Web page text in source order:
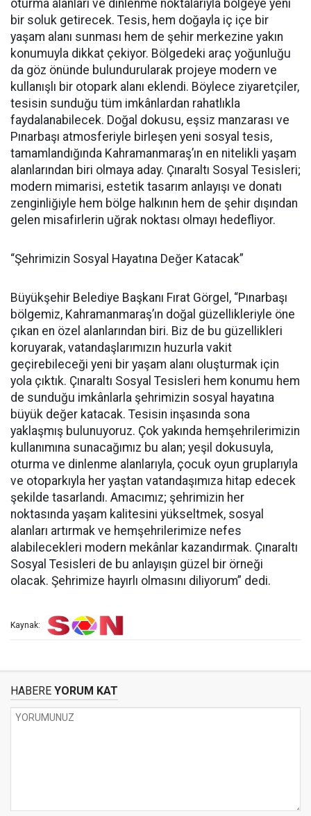
oturma alanları ve dinlenme noktalarıyla bölgeye yeni
bir soluk getirecek. Tesis, hem doğayla iç içe bir
yaşam alanı sunması hem de şehir merkezine yakın
konumuyla dikkat çekiyor. Bölgedeki araç yoğunluğu
da göz önünde bulundurularak projeye modern ve
kullanışlı bir otopark alanı eklendi. Böylece ziyaretçiler,
tesisin sunduğu tüm imkânlardan rahatlıkla
faydalanabilecek. Doğal dokusu, eşsiz manzarası ve
Pınarbaşı atmosferiyle birleşen yeni sosyal tesis,
tamamlandığında Kahramanmaraş’ın en nitelikli yaşam
alanlarından biri olmaya aday. Çınaraltı Sosyal Tesisleri;
modern mimarisi, estetik tasarım anlayışı ve donatı
zenginliğiyle hem bölge halkının hem de şehir dışından
gelen misafirlerin uğrak noktası olmayı hedefliyor.
“Şehrimizin Sosyal Hayatına Değer Katacak”
Büyükşehir Belediye Başkanı Fırat Görgel, “Pınarbaşı
bölgemiz, Kahramanmaraş’ın doğal güzellikleriyle öne
çıkan en özel alanlarından biri. Biz de bu güzellikleri
koruyarak, vatandaşlarımızın huzurla vakit
geçirebileceği yeni bir yaşam alanı oluşturmak için
yola çıktık. Çınaraltı Sosyal Tesisleri hem konumu hem
de sunduğu imkânlarla şehrimizin sosyal hayatına
büyük değer katacak. Tesisin inşasında sona
yaklaşmış bulunuyoruz. Çok yakında hemşehrilerimizin
kullanımına sunacağımız bu alan; yeşil dokusuyla,
oturma ve dinlenme alanlarıyla, çocuk oyun gruplarıyla
ve otoparkıyla her yaştan vatandaşımıza hitap edecek
şekilde tasarlandı. Amacımız; şehrimizin her
noktasında yaşam kalitesini yükseltmek, sosyal
alanları artırmak ve hemşehrilerimize nefes
alabilecekleri modern mekânlar kazandırmak. Çınaraltı
Sosyal Tesisleri de bu anlayışın güzel bir örneği
olacak. Şehrimize hayırlı olmasını diliyorum” dedi.
Kaynak:
HABERE YORUM KAT